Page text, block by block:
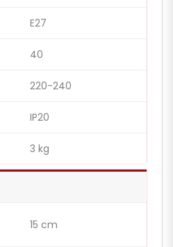
E27
40
220-240
IP20
3 kg
15 cm